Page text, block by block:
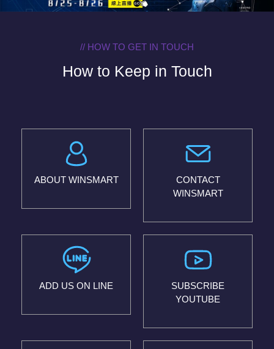
// HOW TO GET IN TOUCH
How to Keep in Touch
ABOUT WINSMART
CONTACT
WINSMART
ADD US ON LINE
SUBSCRIBE
YOUTUBE